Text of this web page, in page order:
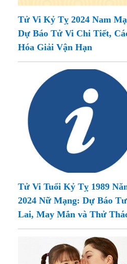
Tử Vi Kỷ Tỵ 2024 Nam
Dự Báo Tử Vi Chi Tiết,
Hóa Giải Vận Hạn
Tử Vi Tuổi Kỷ Tỵ 1989
2024 Nữ Mạng: Dự Báo
Lai, May Mắn và Thử